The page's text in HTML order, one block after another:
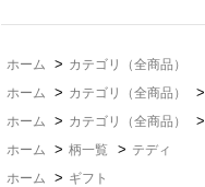
ホーム > カテゴリ（全商品）
ホーム
> カテゴリ（全商品） >
ホーム
> カテゴリ（全商品） >
ホーム
> 柄一覧 > テディ
ホーム
> ギフト